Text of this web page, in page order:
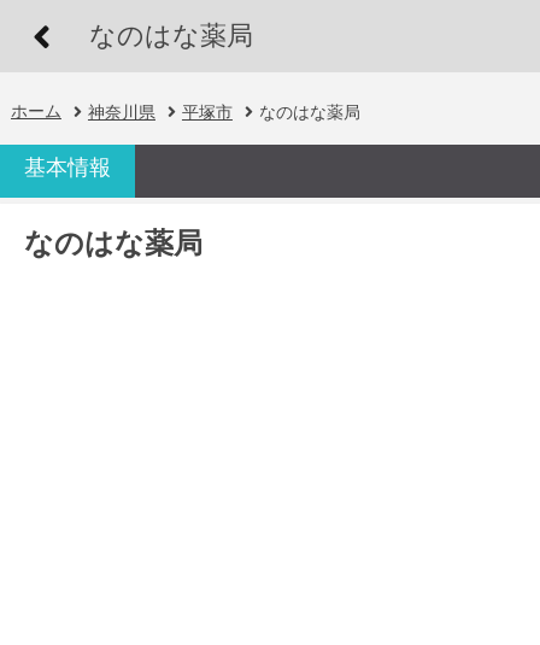
なのはな薬局
ホーム 神奈川県 平塚市 なのはな薬局
基本情報
なのはな薬局